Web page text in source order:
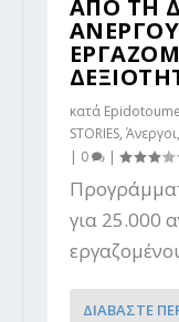
ΑΠΟ ΤΗ
κατά
STORIES, Άνεργοι,
| 0 |
για 25.000
ΔΙΑΒΑΣΤΕ